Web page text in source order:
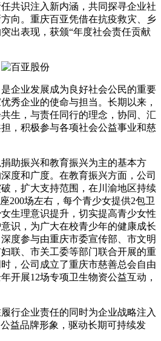
共识注入新内涵，共同探寻企业社
向。重庆百亚凭借在抗疫救灾、乡
出表现，获颁“年度社会责任贡献
企业发展成为良好社会公民的重要
秀企业的使命与担当。长期以来，
生，与责任同行的理念，协同、汇
，积极参与各项社会公益事业和慈
助振兴和教育振兴为主的基本方
度和广度。在教育振兴方面，公司
，扩大支持范围，在川渝地区持续
200场左右，每个青少女提供2包卫
生理意识提升，切实提高青少女性
识，为广大在校青少年的健康成长
度参与由重庆市委宣传部、市文明
联、市关工委等部门联合开展的重
，公司成立了重庆市慈善总会自由
开展12场专项卫生物资公益互动，
行企业责任的同时为企业战略注入
益品牌形象，驱动长期可持续发